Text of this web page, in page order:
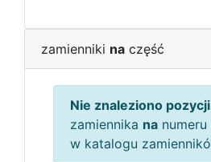
zamienniki na część
Nie znaleziono pozycji
zamiennika na
w katalogu